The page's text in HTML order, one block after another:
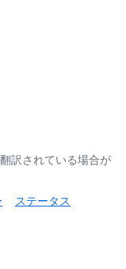
訳されている場合が
ステータス